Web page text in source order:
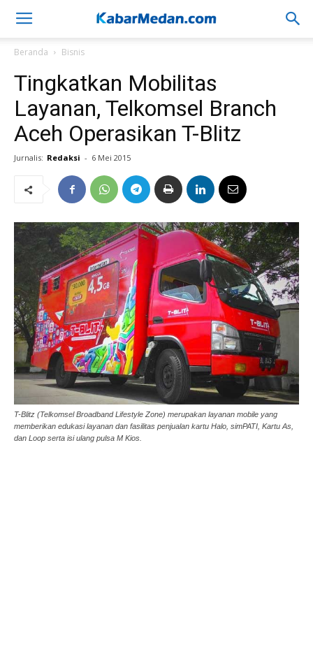
Beranda Bisnis
Tingkatkan Mobilitas
Layanan, Telkomsel Branch
Aceh Operasikan T-Blitz
Jurnalis: Redaksi - 6 Mei 2015
T-Blitz (Telkomsel Broadband Lifestyle Zone) merupakan layanan mobile yang
memberikan edukasi layanan dan fasilitas penjualan kartu Halo, simPATI, Kartu As,
dan Loop serta isi ulang pulsa M Kios.